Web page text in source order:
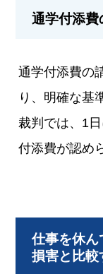
通学付添費
通学付添費の
り、明確な基
裁判では、1
付添費が認め
仕事を休ん
損害と比較